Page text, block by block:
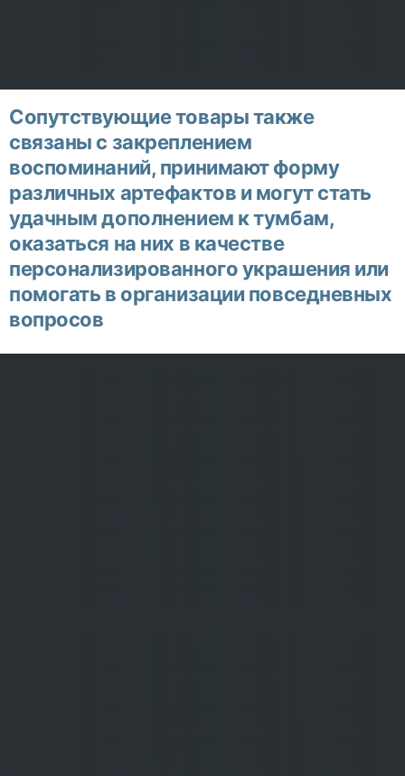
Сопутствующие товары также
связаны с закреплением
воспоминаний, принимают форму
различных артефактов и могут стать
удачным дополнением к тумбам,
оказаться на них в качестве
персонализированного украшения или
помогать в организации повседневных
вопросов